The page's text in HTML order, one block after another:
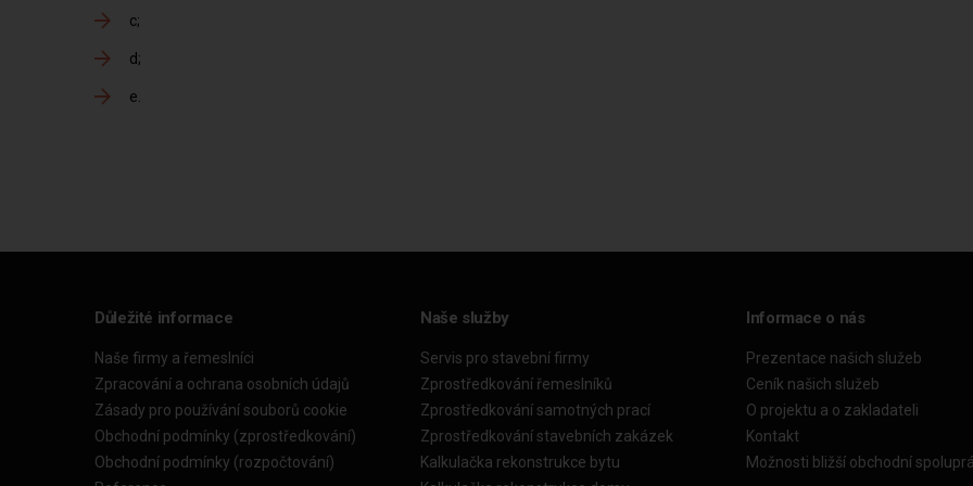
c
d
e
Důležité informace
Naše firmy a řemeslníci
Zpracování a ochrana osobních údajů
Zásady pro používání souborů cookie
Obchodní podmínky (zprostředkování)
Obchodní podmínky (rozpočtování)
Naše služby
Servis pro stavební firmy
Zprostředkování řemeslníků
Zprostředkování samotných prací
Zprostředkování stavebních zakázek
Kalkulačka rekonstrukce bytu
Informace o nás
Prezentace našich služeb
Ceník našich služeb
O projektu a o zakladateli
Kontakt
Možnosti bližší obchodní